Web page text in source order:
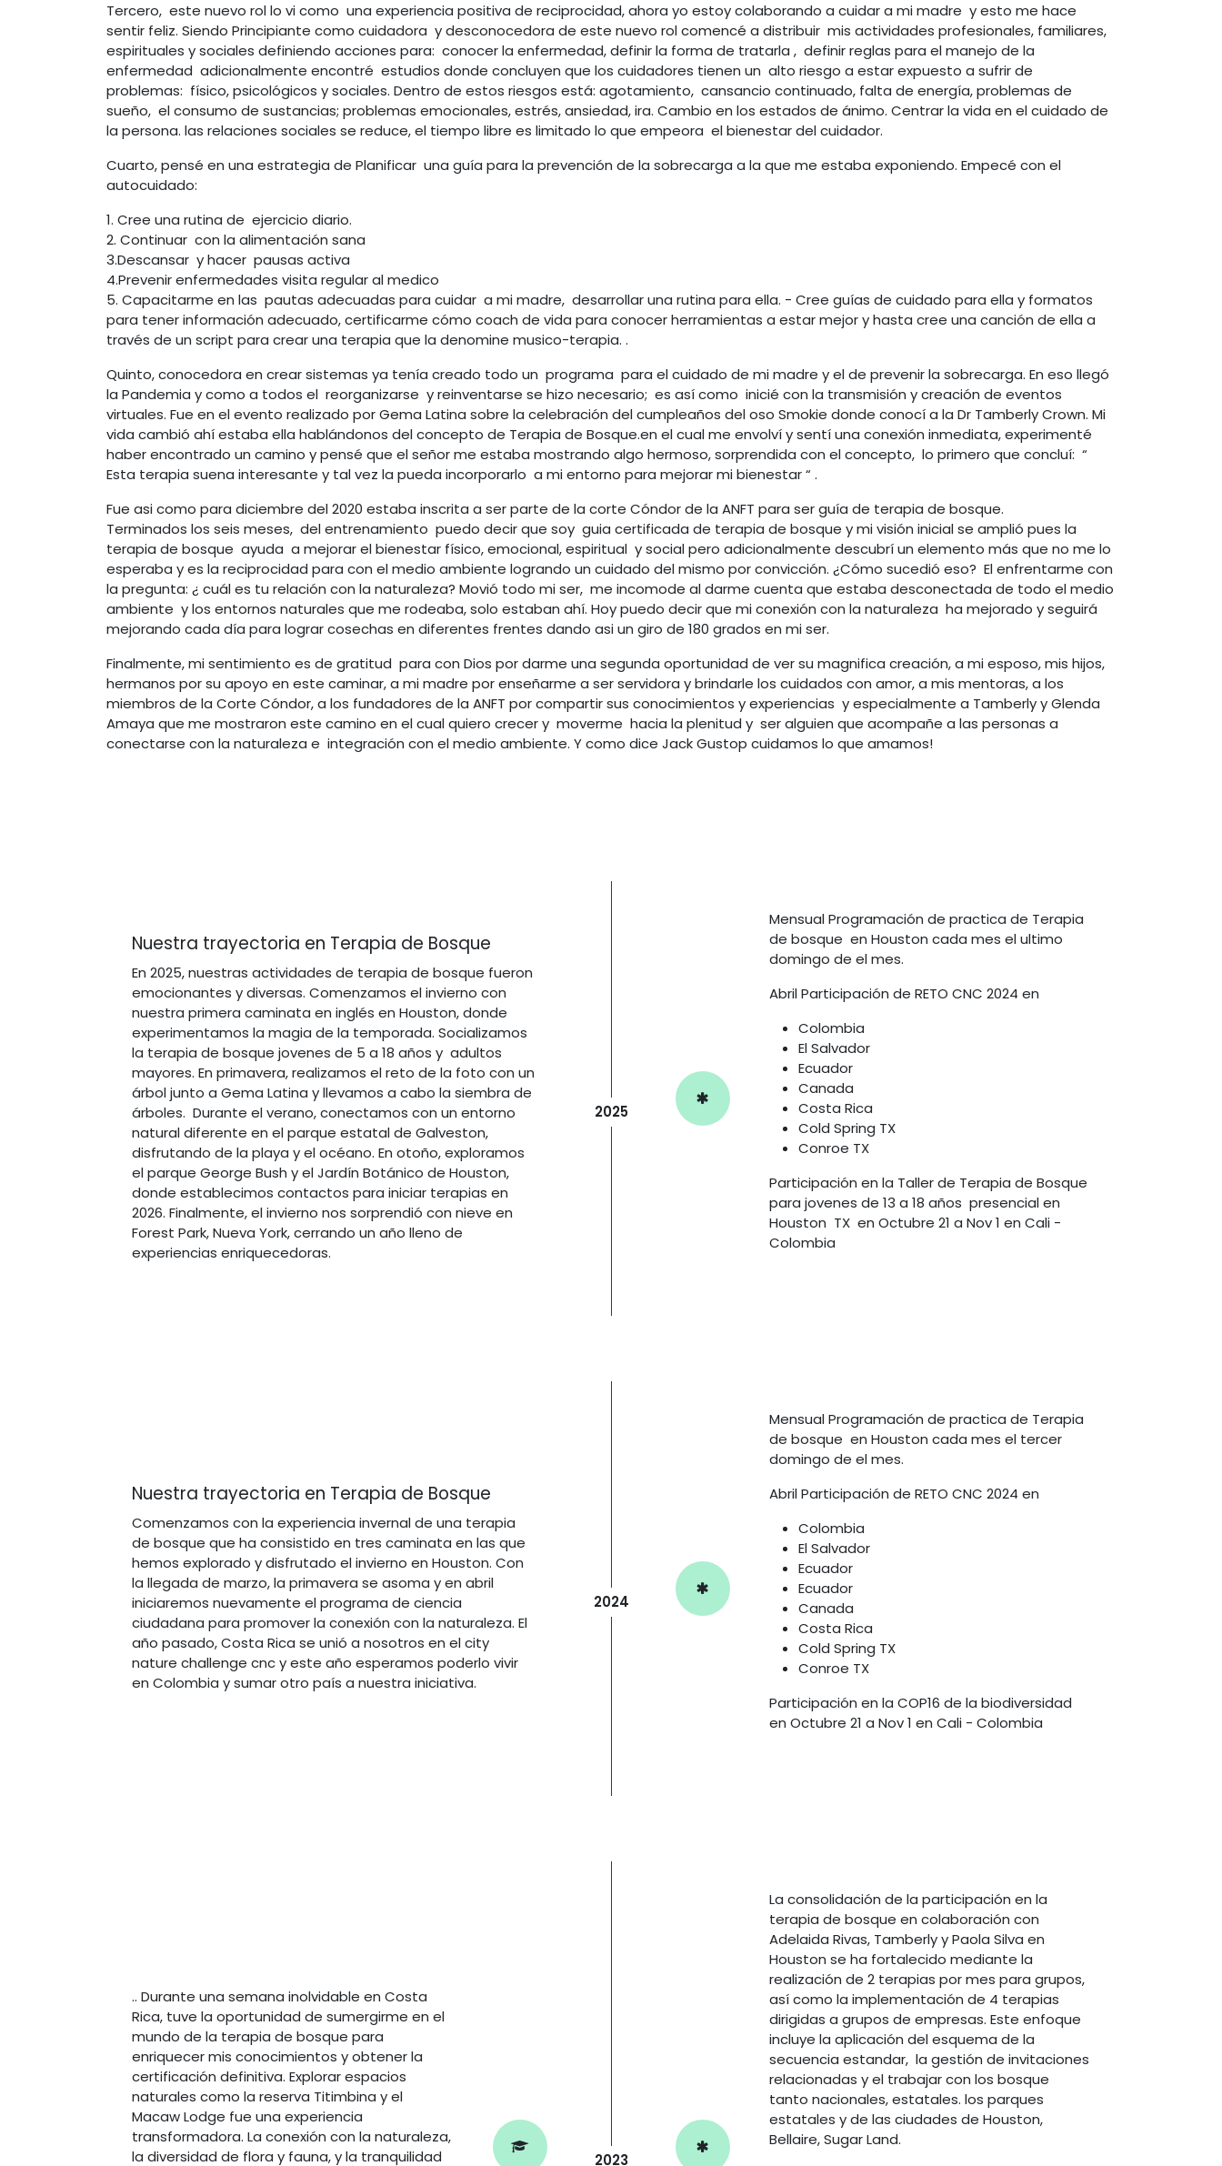
Tercero, este nuevo rol lo vi como una experiencia positiva de reciprocidad, ahora yo estoy colaborando a cuidar a mi madre y esto me hace
sentir feliz. Siendo Principiante como cuidadora y desconocedora de este nuevo rol comencé a distribuir mis actividades profesionales, familiares,
espirituales y sociales definiendo acciones para: conocer la enfermedad, definir la forma de tratarla , definir reglas para el manejo de la
enfermedad adicionalmente encontré estudios donde concluyen que los cuidadores tienen un alto riesgo a estar expuesto a sufrir de
problemas: físico, psicológicos y sociales. Dentro de estos riesgos está: agotamiento, cansancio continuado, falta de energía, problemas de
sueño, el consumo de sustancias; problemas emocionales, estrés, ansiedad, ira. Cambio en los estados de ánimo. Centrar la vida en el cuidado de
la persona. las relaciones sociales se reduce, el tiempo libre es limitado lo que empeora el bienestar del cuidador.
Cuarto, pensé en una estrategia de Planificar una guía para la prevención de la sobrecarga a la que me estaba exponiendo. Empecé con el
autocuidado:
1. Cree una rutina de ejercicio diario.
2. Continuar con la alimentación sana
3.Descansar y hacer pausas activa
4.Prevenir enfermedades visita regular al medico
5. Capacitarme en las pautas adecuadas para cuidar a mi madre, desarrollar una rutina para ella. - Cree guías de cuidado para ella y formatos
para tener información adecuado, certificarme cómo coach de vida para conocer herramientas a estar mejor y hasta cree una canción de ella a
través de un script para crear una terapia que la denomine musico-terapia. .
Quinto, conocedora en crear sistemas ya tenía creado todo un programa para el cuidado de mi madre y el de prevenir la sobrecarga. En eso llegó
la Pandemia y como a todos el reorganizarse y reinventarse se hizo necesario; es así como inicié con la transmisión y creación de eventos
virtuales. Fue en el evento realizado por Gema Latina sobre la celebración del cumpleaños del oso Smokie donde conocí a la Dr Tamberly Crown. Mi
vida cambió ahí estaba ella hablándonos del concepto de Terapia de Bosque.en el cual me envolví y sentí una conexión inmediata, experimenté
haber encontrado un camino y pensé que el señor me estaba mostrando algo hermoso, sorprendida con el concepto, lo primero que concluí: “
Esta terapia suena interesante y tal vez la pueda incorporarlo a mi entorno para mejorar mi bienestar “ .
Fue asi como para diciembre del 2020 estaba inscrita a ser parte de la corte Cóndor de la ANFT para ser guía de terapia de bosque.
Terminados los seis meses, del entrenamiento puedo decir que soy guia certificada de terapia de bosque y mi visión inicial se amplió pues la
terapia de bosque ayuda a mejorar el bienestar físico, emocional, espiritual y social pero adicionalmente descubrí un elemento más que no me lo
esperaba y es la reciprocidad para con el medio ambiente logrando un cuidado del mismo por convicción. ¿Cómo sucedió eso? El enfrentarme con
la pregunta: ¿ cuál es tu relación con la naturaleza? Movió todo mi ser, me incomode al darme cuenta que estaba desconectada de todo el medio
ambiente y los entornos naturales que me rodeaba, solo estaban ahí. Hoy puedo decir que mi conexión con la naturaleza ha mejorado y seguirá
mejorando cada día para lograr cosechas en diferentes frentes dando asi un giro de 180 grados en mi ser.
Finalmente, mi sentimiento es de gratitud para con Dios por darme una segunda oportunidad de ver su magnifica creación, a mi esposo, mis hijos,
hermanos por su apoyo en este caminar, a mi madre por enseñarme a ser servidora y brindarle los cuidados con amor, a mis mentoras, a los
miembros de la Corte Cóndor, a los fundadores de la ANFT por compartir sus conocimientos y experiencias y especialmente a Tamberly y Glenda
Amaya que me mostraron este camino en el cual quiero crecer y moverme hacia la plenitud y ser alguien que acompañe a las personas a
conectarse con la naturaleza e integración con el medio ambiente. Y como dice Jack Gustop cuidamos lo que amamos!
2025
Nuestra trayectoria en Terapia de Bosque
En 2025, nuestras actividades de terapia de bosque fueron
emocionantes y diversas. Comenzamos el invierno con
nuestra primera caminata en inglés en Houston, donde
experimentamos la magia de la temporada. Socializamos
la terapia de bosque jovenes de 5 a 18 años y adultos
mayores. En primavera, realizamos el reto de la foto con un
árbol junto a Gema Latina y llevamos a cabo la siembra de
árboles. Durante el verano, conectamos con un entorno
natural diferente en el parque estatal de Galveston,
disfrutando de la playa y el océano. En otoño, exploramos
el parque George Bush y el Jardín Botánico de Houston,
donde establecimos contactos para iniciar terapias en
2026. Finalmente, el invierno nos sorprendió con nieve en
Forest Park, Nueva York, cerrando un año lleno de
experiencias enriquecedoras.
Mensual Programación de practica de Terapia
de bosque en Houston cada mes el ultimo
domingo de el mes.
Abril Participación de RETO CNC 2024 en
Colombia
El Salvador
Ecuador
Canada
Costa Rica
Cold Spring TX
Conroe TX
Participación en la Taller de Terapia de Bosque
para jovenes de 13 a 18 años presencial en
Houston TX en Octubre 21 a Nov 1 en Cali -
Colombia
2024
Nuestra trayectoria en Terapia de Bosque
Comenzamos con la experiencia invernal de una terapia
de bosque que ha consistido en tres caminata en las que
hemos explorado y disfrutado el invierno en Houston. Con
la llegada de marzo, la primavera se asoma y en abril
iniciaremos nuevamente el programa de ciencia
ciudadana para promover la conexión con la naturaleza. El
año pasado, Costa Rica se unió a nosotros en el city
nature challenge cnc y este año esperamos poderlo vivir
en Colombia y sumar otro país a nuestra iniciativa.
Mensual Programación de practica de Terapia
de bosque en Houston cada mes el tercer
domingo de el mes.
Abril Participación de RETO CNC 2024 en
Colombia
El Salvador
Ecuador
Ecuador
Canada
Costa Rica
Cold Spring TX
Conroe TX
Participación en la COP16 de la biodiversidad
en Octubre 21 a Nov 1 en Cali - Colombia
2023
.. Durante una semana inolvidable en Costa
Rica, tuve la oportunidad de sumergirme en el
mundo de la terapia de bosque para
enriquecer mis conocimientos y obtener la
certificación definitiva. Explorar espacios
naturales como la reserva Titimbina y el
Macaw Lodge fue una experiencia
transformadora. La conexión con la naturaleza,
la diversidad de flora y fauna, y la tranquilidad
La consolidación de la participación en la
terapia de bosque en colaboración con
Adelaida Rivas, Tamberly y Paola Silva en
Houston se ha fortalecido mediante la
realización de 2 terapias por mes para grupos,
así como la implementación de 4 terapias
dirigidas a grupos de empresas. Este enfoque
incluye la aplicación del esquema de la
secuencia estandar, la gestión de invitaciones
relacionadas y el trabajar con los bosque
tanto nacionales, estatales. los parques
estatales y de las ciudades de Houston,
Bellaire, Sugar Land.